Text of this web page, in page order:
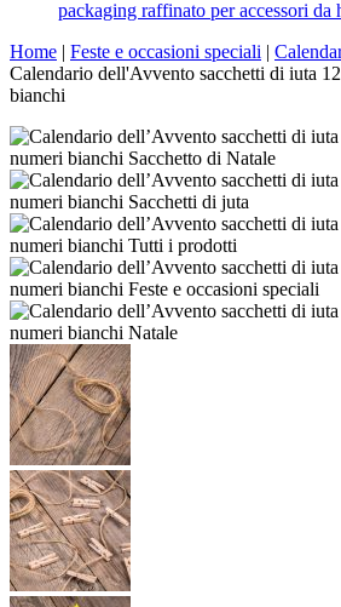
Home | Feste e occasioni speciali |
Calendario dell'Avvento sacchetti di iuta
bianchi